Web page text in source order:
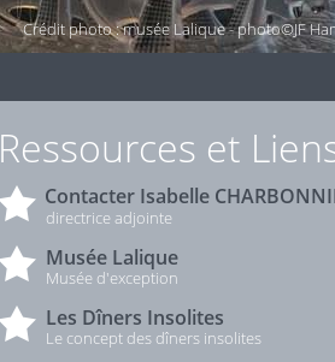
Crédit photo : musée Lalique - photo©JF
Ressources et
Contacter Isabelle
directrice adjointe
Musée Lalique
Musée d'exception
Les Dîners Insolites
Le concept des dîners insolites